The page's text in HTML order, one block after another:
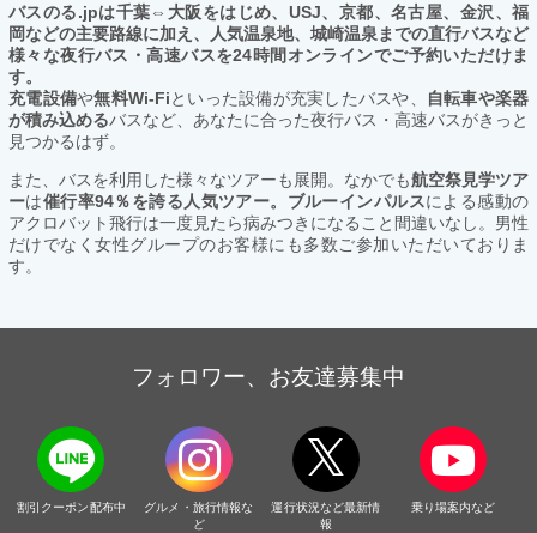
バスのる.jpは千葉⇔大阪をはじめ、USJ、京都、名古屋、金沢、福
岡などの主要路線に加え、人気温泉地、城崎温泉までの直行バスなど
様々な夜行バス・高速バスを24時間オンラインでご予約いただけま
す。
充電設備や無料Wi-Fiといった設備が充実したバスや、
自転車や楽器
が積み込めるバスなど、あなたに合った夜行バス・高速バスがきっと
見つかるはず。
また、バスを利用した様々なツアーも展開。なかでも航空祭見学ツア
ーは催行率94％を誇る人気ツアー。ブルーインパルスによる感動の
アクロバット飛行は一度見たら病みつきになること間違いなし。男性
だけでなく女性グループのお客様にも多数ご参加いただいておりま
す。
フォロワー、お友達募集中
割引クーポン配布中
グルメ・旅行情報な
ど
運行状況など最新情
報
乗り場案内など